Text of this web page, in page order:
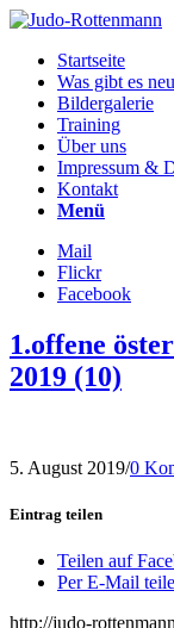
Startseite
Was gibt es
Bildergalerie
Training
Über uns
Impressum &
Kontakt
Menü
Mail
Flickr
Facebook
1.offene
2019 (10)
5. August 2019/0
Eintrag teilen
Teilen auf
Per E-Mail
http://judo-